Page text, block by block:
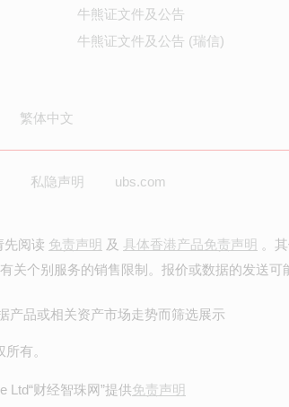
牛熊证文件及公告
牛熊证文件及公告 (瑞信)
繁体中文
私隐声明 ubs.com
先阅读 免责声明 及 具体香港产品免责声明 。
关个别服务的销售限制。报价或数据的发送可
产品或相关资产市场走势而筛选展示
所有。
Ltd“财经智珠网”提供免责声明